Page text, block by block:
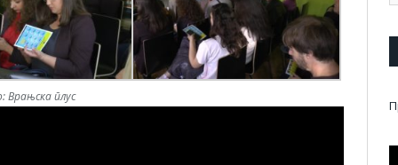
Врањска плус